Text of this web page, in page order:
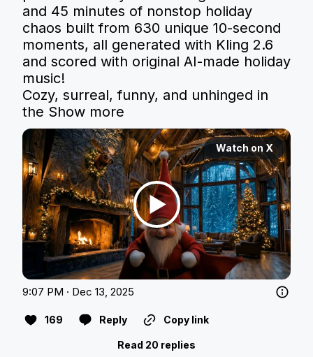
and 45 minutes of nonstop holiday
chaos built from 630 unique 10-second
moments, all generated with Kling 2.6
and scored with original AI-made holiday
music!
Cozy, surreal, funny, and unhinged in
the Show more
Watch on X
9:07 PM · Dec 13, 2025
169 Reply Copy link
Read 20 replies